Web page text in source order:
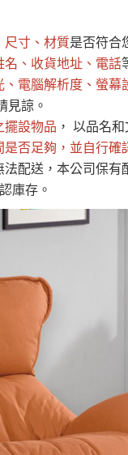
尺寸、材質是否符合
名、收貨地址、電話
、電腦解析度、螢幕
見諒。
擺設物品 ， 以品名
是否足夠 ，並自行確
配送，本公司保
庫存。
$ 9,000以
$ 9,000以
無法及時更新，如
」與 「金額」。
，商家有權取消訂
假日)，我們客服會
→ @dershin）
貨，若未詢問下單
ine ID →
基隆，南至苗栗，
區暫不開放，如因
本公司保有出貨的權
安全，賣家無提供
配送的問題，並非
不用整天在家等貨
為不易，故暫無法
全部 依評論